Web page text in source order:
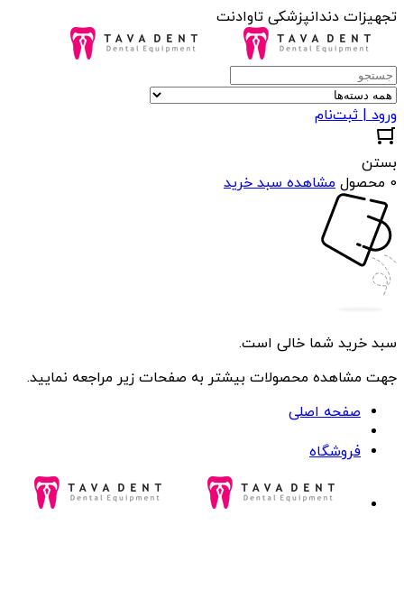
تجهیزات دندانپزشکی تاوادنت
ورود | ثبت‌نام
بستن
0 محصول
مشاهده سبد خرید
سبد خرید شما خالی است.
جهت مشاهده محصولات بیشتر به صفحات زیر مراجعه نمایید.
صفحه اصلی
فروشگاه